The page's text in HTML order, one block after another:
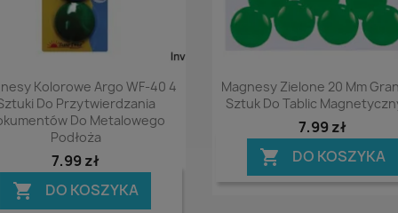
Podgląd
Kolorowe Argo WF-40 4
Do Przytwierdzania
Do Metalowego
Podłoża
7,99 zł
 DO KOSZYKA
Podgląd
Magnesy Zielone 20 Mm
Sztuk Do Tablic
7,99 zł
 DO KOSZYKA